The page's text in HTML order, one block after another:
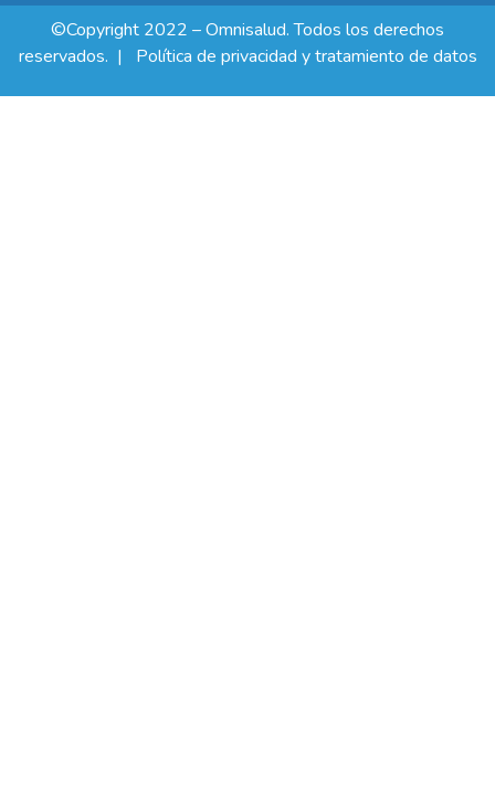
©Copyright 2022 – Omnisalud. Todos los derechos
reservados. |
Política de privacidad y tratamiento de datos